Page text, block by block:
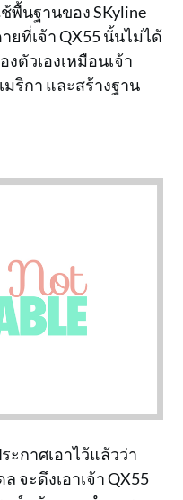
พื้นฐานของ SKyline
ที่เจ้า QX55 นั้นไม่ได้
ตัวเองเหมือนเจ้า
ริกา และสร้างฐาน
ะกาศเอาไว้แล้วว่า
จะดึงเอาเจ้า QX55